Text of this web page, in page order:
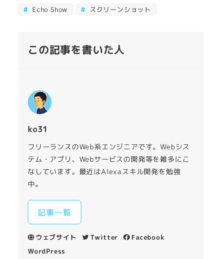
Echo Show スクリーンショット
この記事を書いた人
ko31
フリーランスのWeb系エンジニアです。Webシス
テム・アプリ、Webサービスの開発等を雑多にこ
なしています。最近はAlexaスキル開発を勉強
中。
記事一覧
ウェブサイト Twitter
Facebook
WordPress